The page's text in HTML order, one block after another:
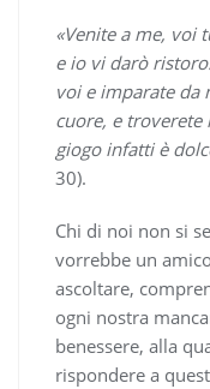
«Venite a me, voi
e io vi darò
voi e imparate da
cuore, e
giogo infatti è
30).
Chi di noi non si
vorrebbe un
ascoltare,
ogni nostra
benessere, alla
rispondere a